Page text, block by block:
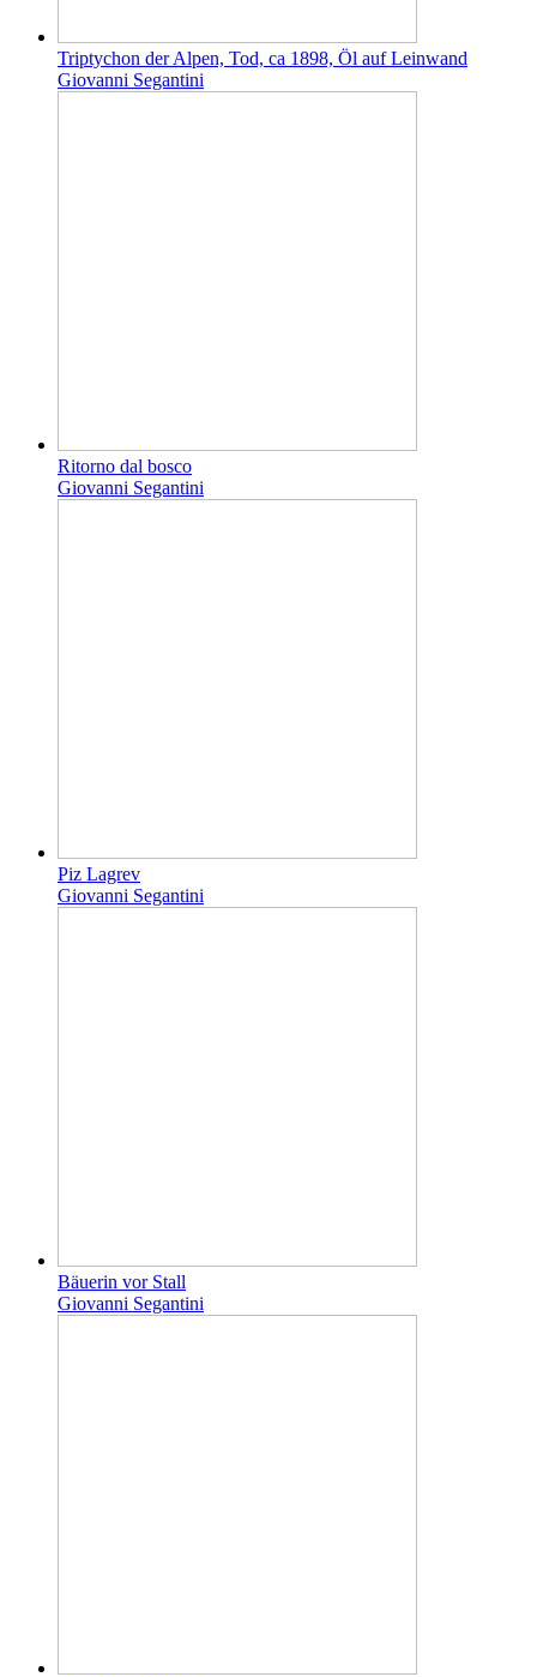
Triptychon der Alpen, Tod, ca 1898, Öl auf Leinwand
Giovanni Segantini
Ritorno dal bosco
Giovanni Segantini
Piz Lagrev
Giovanni Segantini
Bäuerin vor Stall
Giovanni Segantini